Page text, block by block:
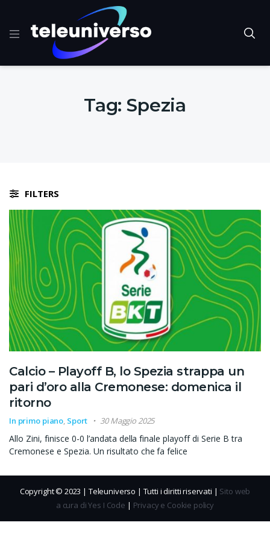
Tag:Spezia
FILTERS
Calcio – Playoff B, lo Spezia strappa un
pari d’oro alla Cremonese: domenica il
ritorno
In primo piano, Sport 30 Maggio 2025
Allo Zini, finisce 0-0 l’andata della finale playoff di Serie B tra
Cremonese e Spezia. Un risultato che fa felice
Copyright © 2023 | Teleuniverso | Tutti i diritti riservati | Sito web
a cura di Yes I Code | Privacy e Cookie policy